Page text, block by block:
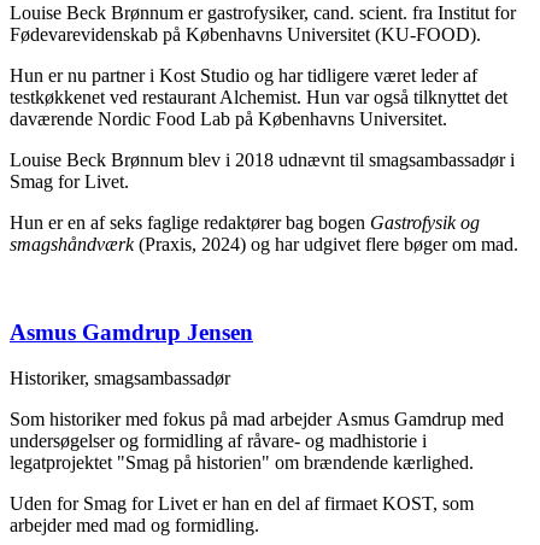
Louise Beck Brønnum er gastrofysiker, cand. scient. fra Institut for
Fødevarevidenskab på Københavns Universitet (KU-FOOD).
Hun er nu partner i Kost Studio og har tidligere været leder af
testkøkkenet ved restaurant Alchemist. Hun var også tilknyttet det
daværende Nordic Food Lab på Københavns Universitet.
Louise Beck Brønnum blev i 2018 udnævnt til smagsambassadør i
Smag for Livet.
Hun er en af seks faglige redaktører bag bogen Gastrofysik og
smagshåndværk(Praxis, 2024) og har udgivet flere bøger om mad.
Asmus Gamdrup Jensen
Historiker, smagsambassadør
Som historiker med fokus på mad arbejder Asmus Gamdrup med
undersøgelser og formidling af råvare- og madhistorie i
legatprojektet "Smag på historien" om brændende kærlighed.
Uden for Smag for Livet er han en del af firmaet KOST, som
arbejder med mad og formidling.